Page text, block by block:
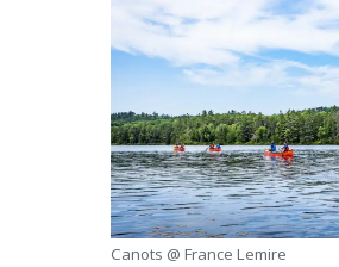
Canots @ France Lemire